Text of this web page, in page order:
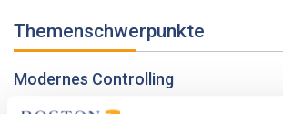
Themenschwerpunkte
Modernes Controlling